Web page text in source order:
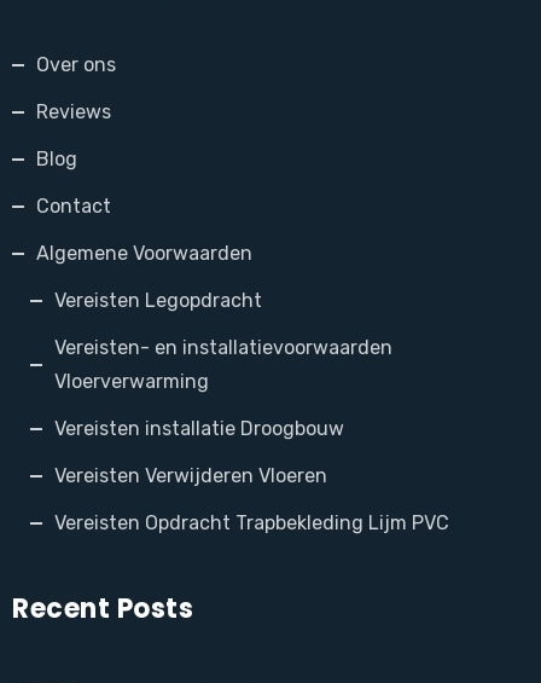
Over ons
Reviews
Blog
Contact
Algemene Voorwaarden
Vereisten Legopdracht
Vereisten- en installatievoorwaarden
Vloerverwarming
Vereisten installatie Droogbouw
Vereisten Verwijderen Vloeren
Vereisten Opdracht Trapbekleding Lijm PVC
Recent Posts